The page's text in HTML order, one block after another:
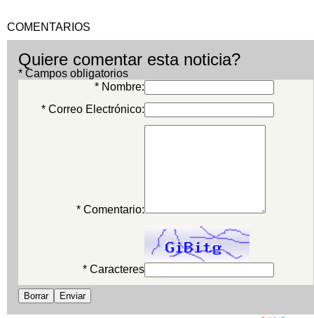
COMENTARIOS
Quiere comentar esta noticia?
* Campos obligatorios
* Nombre:
* Correo Electrónico:
* Comentario:
* Caracteres